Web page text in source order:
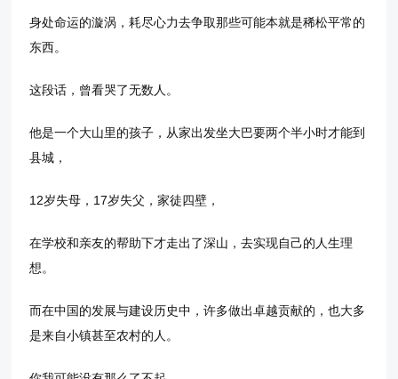
身处命运的漩涡，耗尽心力去争取那些可能本就是稀松平常的
东西。
这段话，曾看哭了无数人。
他是一个大山里的孩子，从家出发坐大巴要两个半小时才能到
县城，
12岁失母，17岁失父，家徒四壁，
在学校和亲友的帮助下才走出了深山，去实现自己的人生理
想。
而在中国的发展与建设历史中，许多做出卓越贡献的，也大多
是来自小镇甚至农村的人。